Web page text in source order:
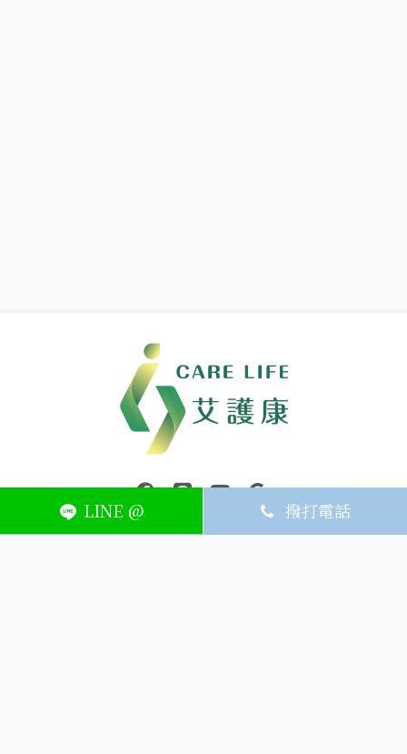
LINE @ 撥打電話
中壢醫療器材｜醫療器材補助｜出院醫療器材｜平鎮醫療器材｜艾
連結到facebook(另開視窗)
連結到Line(另開視窗)
連結到Youtube(另開視窗)
ABOUT